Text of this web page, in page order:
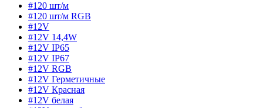
#120 шт/м
#120 шт/м RGB
#12V
#12V 14,4W
#12V IP65
#12V IP67
#12V RGB
#12V Герметичные
#12V Красная
#12V белая